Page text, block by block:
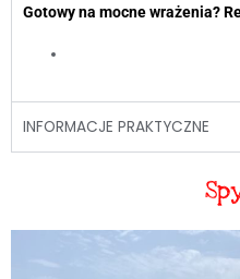
Gotowy na mocne wrażenia?
INFORMACJE PRAKTYCZNE